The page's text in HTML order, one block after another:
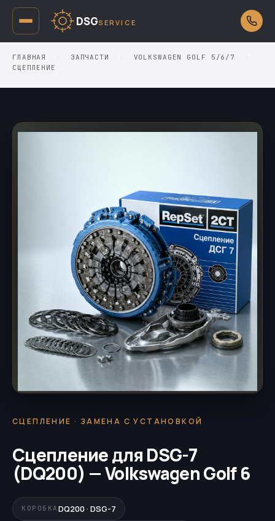
DSGSERVICE
ГЛАВНАЯ ЗАПЧАСТИ VOLKSWAGEN GOLF 5/6/7
СЦЕПЛЕНИЕ
СЦЕПЛЕНИЕ · ЗАМЕНА С УСТАНОВКОЙ
Сцепление для DSG-7
(DQ200) — Volkswagen Golf 6
КОРОБКА DQ200 · DSG-7